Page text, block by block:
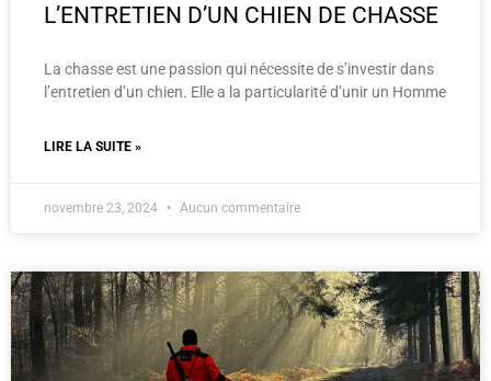
L’ENTRETIEN D’UN CHIEN DE CHASSE
La chasse est une passion qui nécessite de s’investir dans
l’entretien d’un chien. Elle a la particularité d’unir un Homme
LIRE LA SUITE »
novembre 23, 2024 Aucun commentaire